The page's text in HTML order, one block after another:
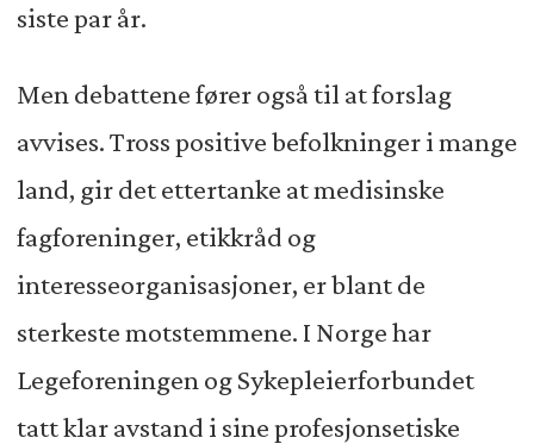
siste par år.
Men debattene fører også til at forslag
avvises. Tross positive befolkninger i mange
land, gir det ettertanke at medisinske
fagforeninger, etikkråd og
interesseorganisasjoner, er blant de
sterkeste motstemmene. I Norge har
Legeforeningen og Sykepleierforbundet
tatt klar avstand i sine profesjonsetiske